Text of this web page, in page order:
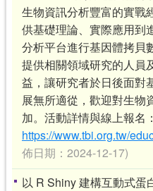
生物資訊分析豐富的實戰
供基礎理論、實際應用到
分析平台進行基因體拷貝
提供相關領域研究的人員
益，讓研究者於日後面對
展無所適從，歡迎對生物
加。活動詳情與線上報名：
https://www.tbi.org.tw/
佈日期：2024-12-17)
以 R Shiny 建構互動式蛋